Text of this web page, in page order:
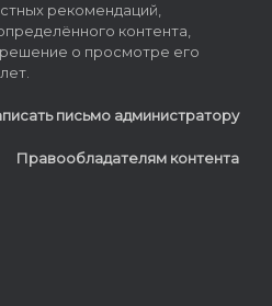
рекомендаций,
контента,
о просмотре его
письмо администратору
Правообладателям контента